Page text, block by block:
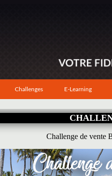
Challenges E-Learning